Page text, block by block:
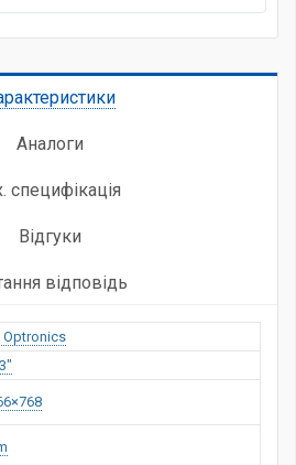
Аналоги
специфікація
Відгуки
відповідь
Optronics